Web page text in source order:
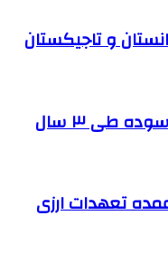
و تاجیکستان
تعهدات ارزی